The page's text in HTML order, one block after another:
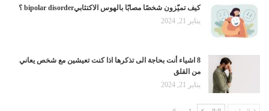
كيف تميّزون شخصًا مصابًا بالهوس الاكتئابيbipolar disorder ؟
يناير 21, 2024
8 اشياء أنت بحاجة الى تذكرها اذا كنت تعيشين مع شخص يعاني
من القلق
يناير 21, 2024